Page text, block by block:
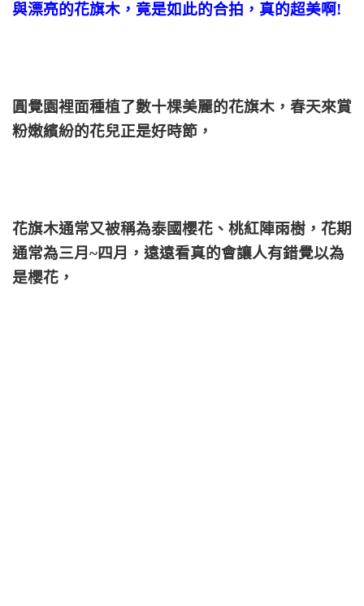
與漂亮的花旗木，竟是如此的合拍，真的超美啊!
圓覺園裡面種植了數十棵美麗的花旗木，春天來賞
粉嫩繽紛的花兒正是好時節，
花旗木通常又被稱為泰國櫻花、桃紅陣雨樹，花期
通常為三月~四月，遠遠看真的會讓人有錯覺以為
是櫻花，